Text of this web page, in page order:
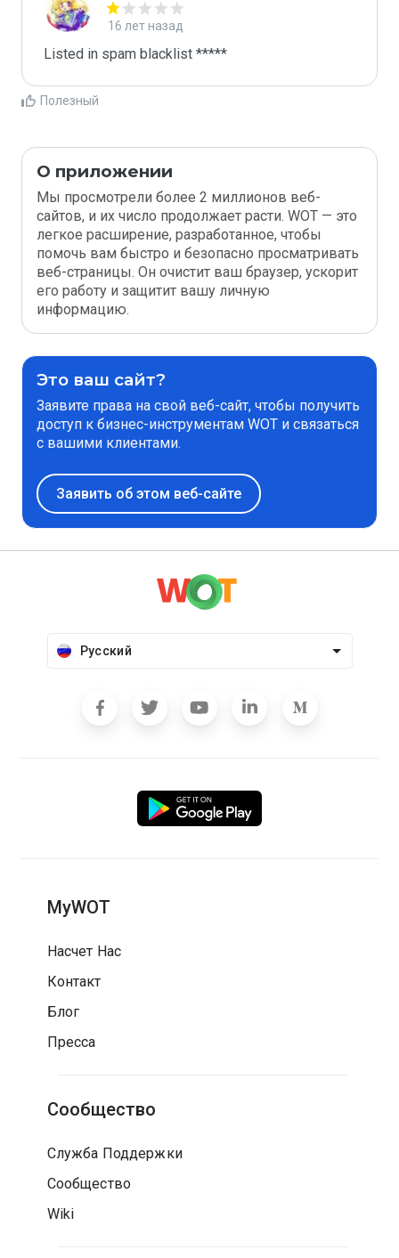
16 лет назад
Listed in spam blacklist *****
Полезный
О приложении
Мы просмотрели более 2 миллионов веб-
сайтов, и их число продолжает расти. WOT — это
легкое расширение, разработанное, чтобы
помочь вам быстро и безопасно просматривать
веб-страницы. Он очистит ваш браузер, ускорит
его работу и защитит вашу личную
информацию.
Это ваш сайт?
Заявите права на свой веб-сайт, чтобы получить
доступ к бизнес-инструментам WOT и связаться
с вашими клиентами.
Заявить об этом веб-сайте
Русский
MyWOT
Насчет Нас
Контакт
Блог
Пресса
Сообщество
Служба Поддержки
Сообщество
Wiki